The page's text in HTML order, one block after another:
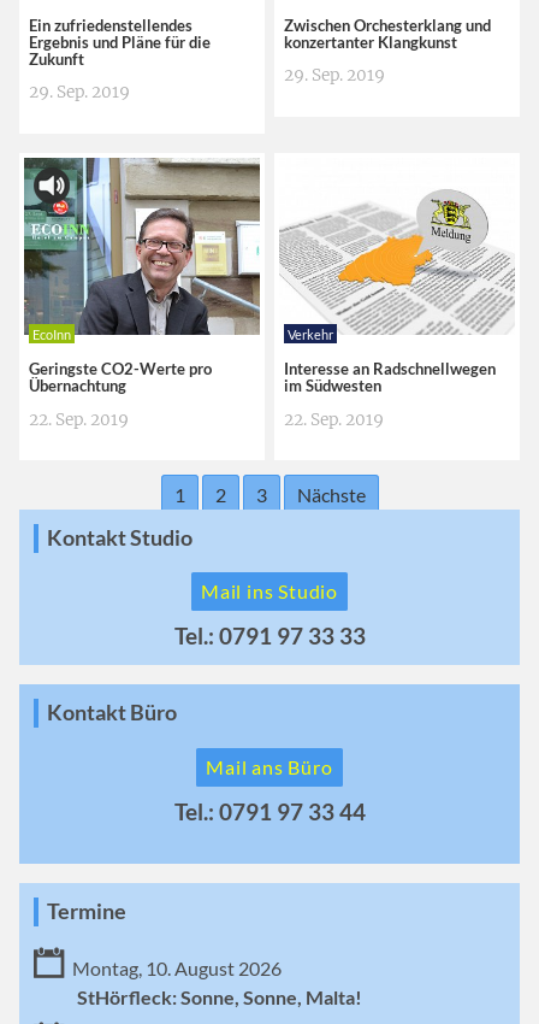
Ein zufriedenstellendes
Ergebnis und Pläne für die
Zukunft
29. Sep. 2019
Zwischen Orchesterklang und
konzertanter Klangkunst
29. Sep. 2019
EcoInn
Geringste CO2-Werte pro
Übernachtung
22. Sep. 2019
Verkehr
Interesse an Radschnellwegen
im Südwesten
22. Sep. 2019
1 2 3 Nächste
Kontakt Studio
Mail ins Studio
Tel.: 0791 97 33 33
Kontakt Büro
Mail ans Büro
Tel.: 0791 97 33 44
Termine
Montag, 10. August 2026
StHörfleck: Sonne, Sonne, Malta!